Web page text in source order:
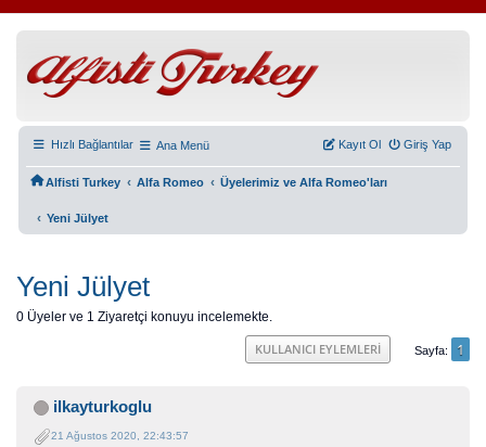
Hızlı Bağlantılar Ana Menü Giriş Yap
Kayıt Ol
Alfisti Turkey ‹ Alfa Romeo ‹ Üyelerimiz ve Alfa Romeo'ları
‹ Yeni Jülyet
Yeni Jülyet
0 Üyeler ve 1 Ziyaretçi konuyu incelemekte.
Sayfa 1
KULLANICI EYLEMLERI
ilkayturkoglu
21 Ağustos 2020, 22:43:57